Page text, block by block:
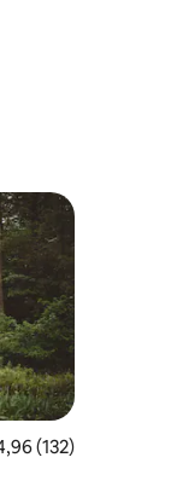
de uma avaliação
(132)